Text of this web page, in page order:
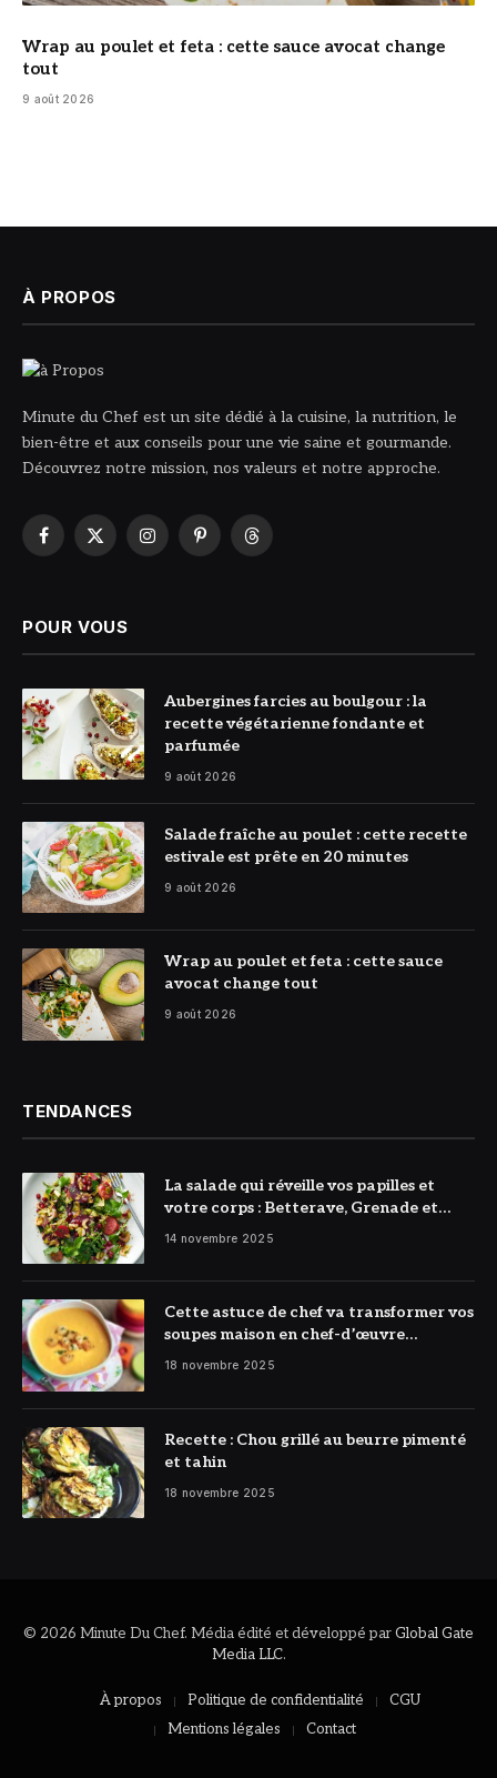
Wrap au poulet et feta : cette sauce avocat change
tout
9 août 2026
À PROPOS
Minute du Chef est un site dédié à la cuisine, la nutrition, le
bien-être et aux conseils pour une vie saine et gourmande.
Découvrez notre mission, nos valeurs et notre approche.
Facebook
X
InstagramPinterestThreads
POUR VOUS
© DR
Aubergines farcies au boulgour : la
recette végétarienne fondante et
parfumée
9 août 2026
© DR
Salade fraîche au poulet : cette recette
estivale est prête en 20 minutes
9 août 2026
© DR
Wrap au poulet et feta : cette sauce
avocat change tout
9 août 2026
TENDANCES
La salade qui réveille vos papilles et
votre corps : Betterave, Grenade et
Citron à l’honneur
14 novembre 2025
Cette astuce de chef va transformer vos
soupes maison en chef-d’œuvre
réconfortant
18 novembre 2025
Recette : Chou grillé au beurre pimenté
et tahin
18 novembre 2025
© 2026 Minute Du Chef. Média édité et développé parGlobal Gate
Media LLC.
À propos Politique de confidentialité
CGU
Mentions légales
Contact